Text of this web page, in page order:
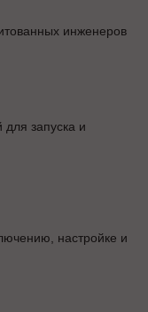
инженеров
запуска и
настройке и